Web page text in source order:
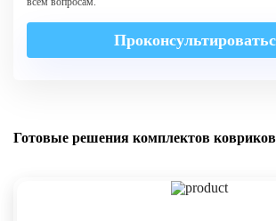
Готовые решения комплектов ковриков